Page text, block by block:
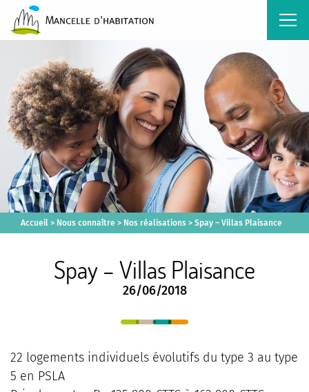
Accueil > Nous connaître > Nos réalisations > Spay – Villas Plaisance
Spay – Villas Plaisance
26/06/2018
22 logements individuels évolutifs du type 3 au type
5 en PSLA